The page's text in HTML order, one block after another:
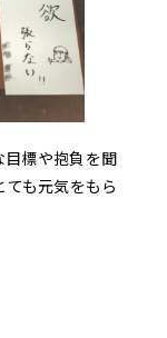
標や抱負を聞
も元気をもら